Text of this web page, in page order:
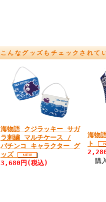
こんなグッズもチェックされ
海物語 クジラッキー サガ
ラ刺繍 マルチケース /
パチンコ キャラクター グ
ッズ
3,680円(税込)
海物
ト
購